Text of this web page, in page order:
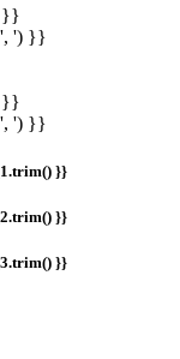
}}
', ') }}
}}
', ') }}
}}
}}
}}